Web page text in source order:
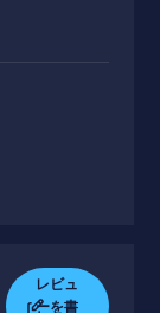
レビュ
ーを書